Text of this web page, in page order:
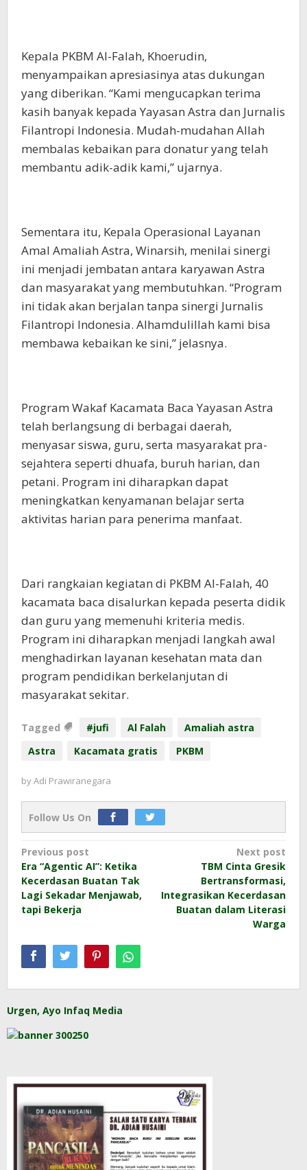
Kepala PKBM Al-Falah, Khoerudin,
menyampaikan apresiasinya atas dukungan
yang diberikan. “Kami mengucapkan terima
kasih banyak kepada Yayasan Astra dan Jurnalis
Filantropi Indonesia. Mudah-mudahan Allah
membalas kebaikan para donatur yang telah
membantu adik-adik kami,” ujarnya.
Sementara itu, Kepala Operasional Layanan
Amal Amaliah Astra, Winarsih, menilai sinergi
ini menjadi jembatan antara karyawan Astra
dan masyarakat yang membutuhkan. “Program
ini tidak akan berjalan tanpa sinergi Jurnalis
Filantropi Indonesia. Alhamdulillah kami bisa
membawa kebaikan ke sini,” jelasnya.
Program Wakaf Kacamata Baca Yayasan Astra
telah berlangsung di berbagai daerah,
menyasar siswa, guru, serta masyarakat pra-
sejahtera seperti dhuafa, buruh harian, dan
petani. Program ini diharapkan dapat
meningkatkan kenyamanan belajar serta
aktivitas harian para penerima manfaat.
Dari rangkaian kegiatan di PKBM Al-Falah, 40
kacamata baca disalurkan kepada peserta didik
dan guru yang memenuhi kriteria medis.
Program ini diharapkan menjadi langkah awal
menghadirkan layanan kesehatan mata dan
program pendidikan berkelanjutan di
masyarakat sekitar.
Tagged #jufi Al Falah
Amaliah astra
Astra
Kacamata gratis PKBM
byAdi Prawiranegara
Follow Us On
Post
navigation
Previous post
Era “Agentic AI”: Ketika
Kecerdasan Buatan Tak
Lagi Sekadar Menjawab,
tapi Bekerja
Next post
TBM Cinta Gresik
Bertransformasi,
Integrasikan Kecerdasan
Buatan dalam Literasi
Warga
Urgen, Ayo Infaq Media